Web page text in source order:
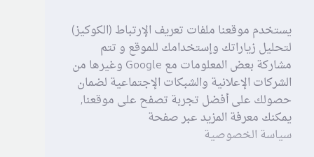
يستخدم موقعنا ملفات تعريف الإرتباط (الكوكيز)
لتحليل زياراتك وإستخدامك للموقع و تتم
مشاركة بعض المعلومات مع Google وغيرها من
الشركات الإعلانية والشبكات الإجتماعية لضمان
حصولك على أفضل تجربة تصفح على موقعنا,
يمكنك معرفة المزيد عبر صفحة
سياسة الخصوصية